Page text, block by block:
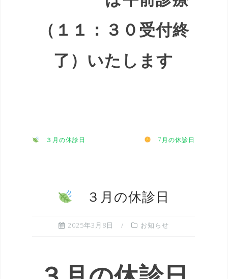
（１１：３０受付終
了）いたします
３月の休診日 7月の休診日
３月の休診日
2025年3月8日 お知らせ